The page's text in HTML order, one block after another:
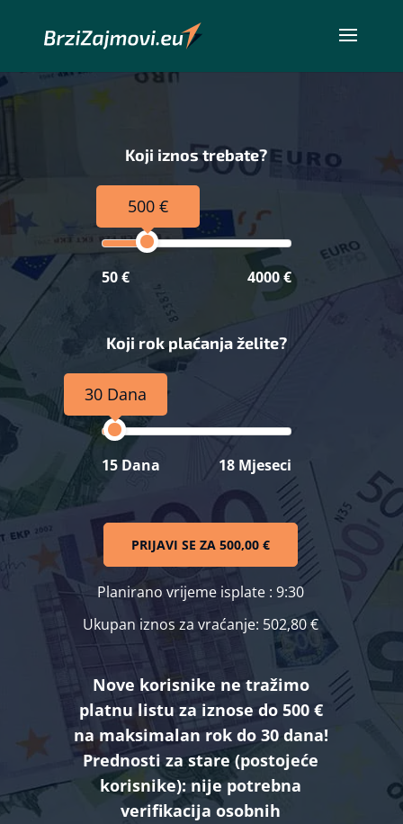
Koji iznos trebate?
500 €
50 € 4000 €
Koji rok plaćanja želite?
30 Dana
15 Dana 18 Mjeseci
PRIJAVI SE ZA500,00 €
Planirano vrijeme isplate : 9:30
Ukupan iznos za vraćanje: 502,80 €
Nove korisnike ne tražimo
platnu listu za iznose do 500 €
na maksimalan rok do 30 dana!
Prednosti za stare (postojeće
korisnike): nije potrebna
verifikacija osobnih